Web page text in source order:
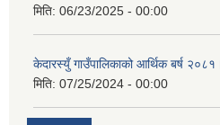
मिति: 06/23/2025 - 00:00
केदारस्युँ गाउँपालिकाको आर्थिक बर्ष
मिति: 07/25/2024 - 00:00